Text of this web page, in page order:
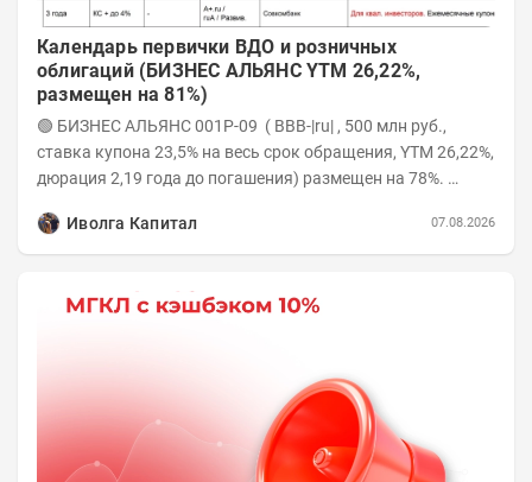
Календарь первички ВДО и розничных
облигаций (БИЗНЕС АЛЬЯНС YTM 26,22%,
размещен на 81%)
🟢 БИЗНЕС АЛЬЯНС 001P-09 ( BBB-|ru| , 500 млн руб.,
ставка купона 23,5% на весь срок обращения, YTM 26,22%,
дюрация 2,19 года до погашения) размещен на 78%.
Иволга Капитал
07.08.2026